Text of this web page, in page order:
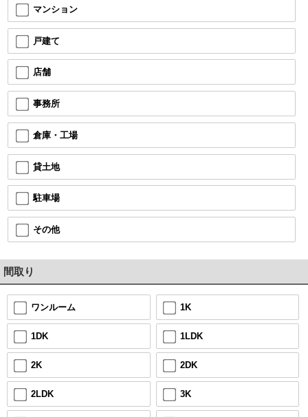
マンション
戸建て
店舗
事務所
倉庫・工場
貸土地
駐車場
その他
間取り
ワンルーム 1K
1DK 1LDK
2K 2DK
2LDK 3K